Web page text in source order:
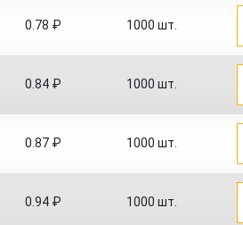
0.78 ₽ 1000 шт.
0.84 ₽ 1000 шт.
0.87 ₽ 1000 шт.
0.94 ₽ 1000 шт.